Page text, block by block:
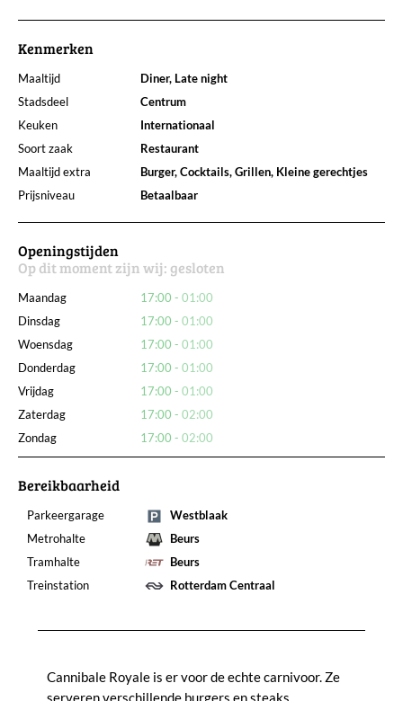
Kenmerken
Maaltijd
Diner, Late night
Stadsdeel
Centrum
Keuken
Internationaal
Soort zaak
Restaurant
Maaltijd extra
Burger, Cocktails, Grillen, Kleine gerechtjes
Prijsniveau
Betaalbaar
Openingstijden
Op dit moment zijn wij: gesloten
Maandag 17:00
01:00
Dinsdag
17:00
01:00
Woensdag
17:00
01:00
Donderdag
17:00
01:00
Vrijdag
17:00
01:00
Zaterdag
17:00
02:00
Zondag
17:00 02:00
Bereikbaarheid
Parkeergarage
Westblaak
Metrohalte
Beurs
Tramhalte
Beurs
Treinstation
Rotterdam Centraal
Cannibale Royale is er voor de echte carnivoor. Ze
serveren verschillende burgers en steaks,